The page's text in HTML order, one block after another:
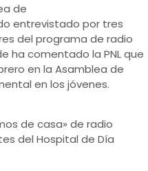
de
entrevistado por tres
del programa de radio
ha comentado la PNL que
en la Asamblea de
en los jóvenes.
de casa» de radio
del Hospital de Día